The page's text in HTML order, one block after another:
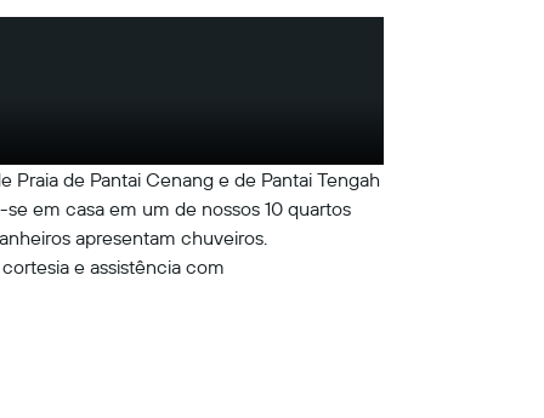
de Pantai Cenang e de Pantai Tengah
em casa em um de nossos 10 quartos
apresentam chuveiros.
e assistência com